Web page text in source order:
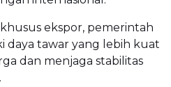
ekspor, pemerintah
daya tawar yang lebih kuat
dan menjaga stabilitas